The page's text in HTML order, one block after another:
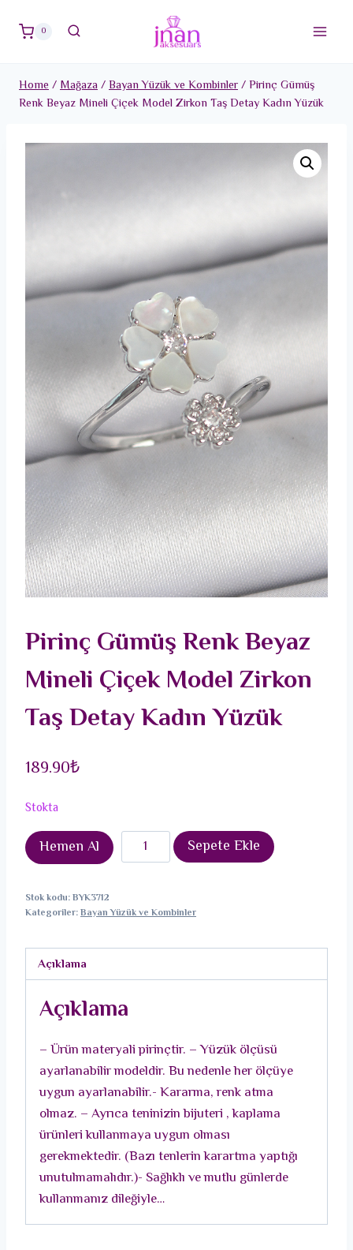
0
Home/Mağaza/Bayan Yüzük ve Kombinler/Pirinç Gümüş
Renk Beyaz Mineli Çiçek Model Zirkon Taş Detay Kadın Yüzük
Pirinç Gümüş Renk Beyaz
Mineli Çiçek Model Zirkon
Taş Detay Kadın Yüzük
189.90₺
Stokta
Hemen Al
Pirinç
Gümüş
Beyaz
Çiçek
Taş
Kadın
Yüzük
adet
Sepete Ekle
Stok kodu:BYK3712
Kategoriler:Bayan Yüzük ve Kombinler
Açıklama
Açıklama
– Ürün materyali pirinçtir. – Yüzük ölçüsü
ayarlanabilir modeldir. Bu nedenle her ölçüye
uygun ayarlanabilir.- Kararma, renk atma
olmaz. – Ayrıca teninizin bijuteri , kaplama
ürünleri kullanmaya uygun olması
gerekmektedir. (Bazı tenlerin karartma yaptığı
unutulmamalıdır.)- Sağlıklı ve mutlu günlerde
kullanmanız dileğiyle…